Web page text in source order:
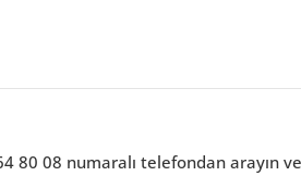
80 08 numaralı telefondan arayın